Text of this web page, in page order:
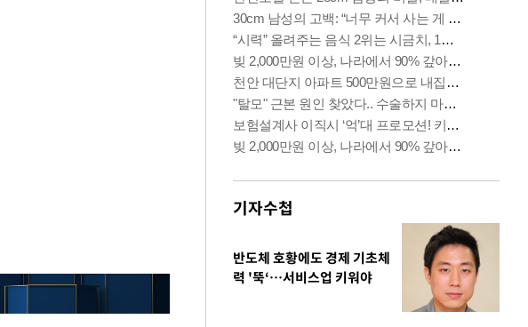
기자수첩
반도체 호황에도 경제 기초체
력 '뚝‘…서비스업 키워야